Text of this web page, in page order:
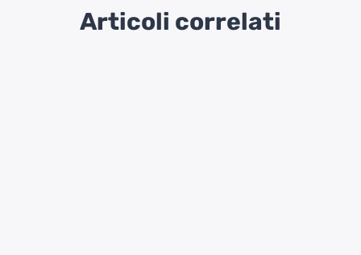
Articoli correlati